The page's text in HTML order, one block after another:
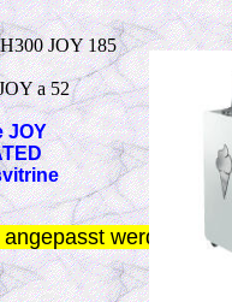
JOY 185
a 52
JOY
werden s.